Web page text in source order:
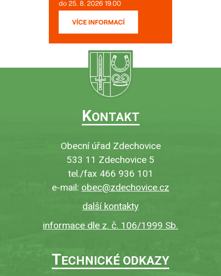
KONTAKT
Obecní úřad Zdechovice
533 11 Zdechovice 5
tel./fax 466 936 101
e-mail: obec@zdechovice.cz
další kontakty
informace dle z. č. 106/1999 Sb.
TECHNICKÉ ODKAZY